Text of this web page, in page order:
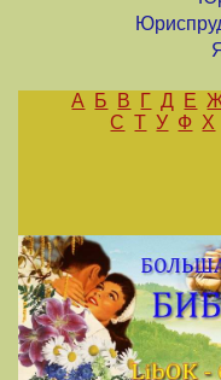
А Б В Г Д Е
С Т У Ф Х